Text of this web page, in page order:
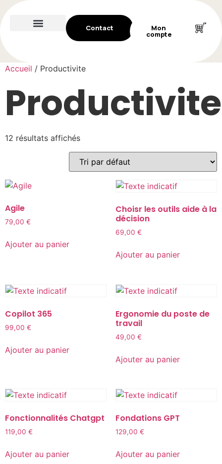
Contact Mon
compte
Accueil / Productivite
Productivite
12 résultats affichés
Agile
79,00 €
Ajouter au panier
Choisr les outils aide à la
décision
69,00 €
Ajouter au panier
Copilot 365
99,00 €
Ajouter au panier
Ergonomie du poste de
travail
49,00 €
Ajouter au panier
Fonctionnalités Chatgpt
119,00 €
Ajouter au panier
Fondations GPT
129,00 €
Ajouter au panier